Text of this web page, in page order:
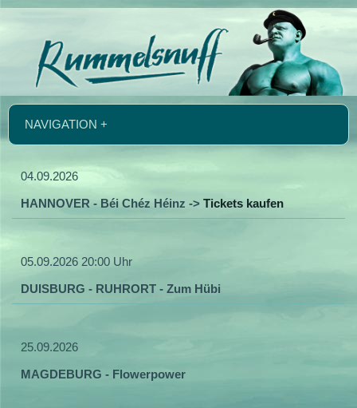
NAVIGATION +
04.09.2026
HANNOVER - Béi Chéz Héinz -> Tickets kaufen
05.09.2026 20:00 Uhr
DUISBURG - RUHRORT - Zum Hübi
25.09.2026
MAGDEBURG - Flowerpower